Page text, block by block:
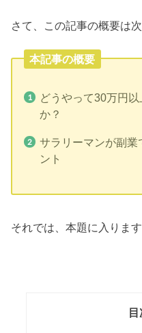
さて、この記事の概要は次
本記事の概要
どうやって30万円
か？
サラリーマンが副業
ント
それでは、本題に入ります